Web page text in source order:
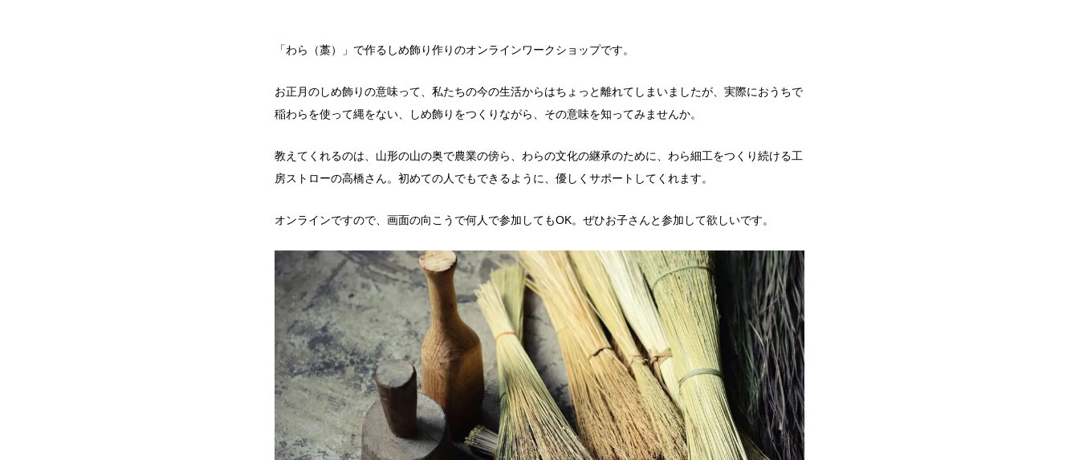
「わら（藁）」で作るしめ飾り作りのオンラインワークショップです。
お正月のしめ飾りの意味って、私たちの今の生活からはちょっと離れてしまいましたが、実際におうちで
稲わらを使って縄をない、しめ飾りをつくりながら、その意味を知ってみませんか。
教えてくれるのは、山形の山の奥で農業の傍ら、わらの文化の継承のために、わら細工をつくり続ける工
房ストローの高橋さん。初めての人でもできるように、優しくサポートしてくれます。
オンラインですので、画面の向こうで何人で参加してもOK。ぜひお子さんと参加して欲しいです。